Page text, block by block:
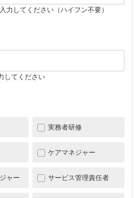
力してください（ハイフン不要）
してください
実務者研修
ケアマネジャー
ャー サービス管理責任者